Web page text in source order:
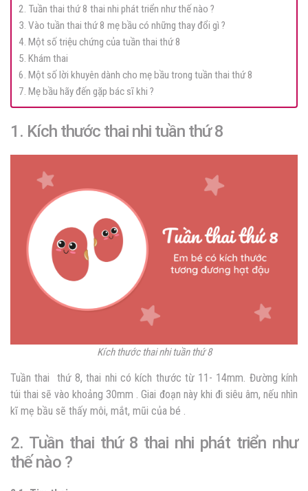
2. Tuần thai thứ 8 thai nhi phát triển như thế nào ?
3. Vào tuần thai thứ 8 mẹ bầu có những thay đổi gì ?
4. Một số triệu chứng của tuần thai thứ 8
5. Khám thai
6. Một số lời khuyên dành cho mẹ bầu trong tuần thai thứ 8
7. Mẹ bầu hãy đến gặp bác sĩ khi ?
1. Kích thước thai nhi tuần thứ 8
Kích thước thai nhi tuần thứ 8
Tuần thai thứ 8, thai nhi có kích thước từ 11- 14mm. Đường kính
túi thai sẽ vào khoảng 30mm . Giai đoạn này khi đi siêu âm, nếu nhìn
kĩ mẹ bầu sẽ thấy môi, mắt, mũi của bé .
2. Tuần thai thứ 8 thai nhi phát triển như
thế nào ?